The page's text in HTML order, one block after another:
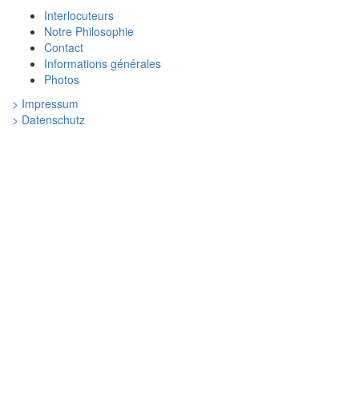
Interlocuteurs
Notre Philosophie
Contact
Informations générales
Photos
> Impressum
> Datenschutz